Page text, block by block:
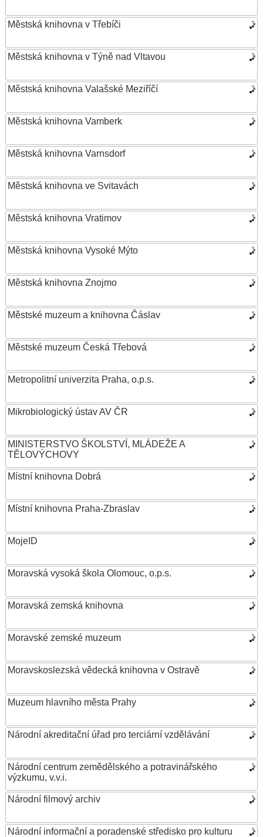
Městská knihovna v Třebíči
Městská knihovna v Týně nad Vltavou
Městská knihovna Valašské Meziříčí
Městská knihovna Vamberk
Městská knihovna Varnsdorf
Městská knihovna ve Svitavách
Městská knihovna Vratimov
Městská knihovna Vysoké Mýto
Městská knihovna Znojmo
Městské muzeum a knihovna Čáslav
Městské muzeum Česká Třebová
Metropolitní univerzita Praha, o.p.s.
Mikrobiologický ústav AV ČR
MINISTERSTVO ŠKOLSTVÍ, MLÁDEŽE A
TĚLOVÝCHOVY
Místní knihovna Dobrá
Místní knihovna Praha-Zbraslav
MojeID
Moravská vysoká škola Olomouc, o.p.s.
Moravská zemská knihovna
Moravské zemské muzeum
Moravskoslezská vědecká knihovna v Ostravě
Muzeum hlavního města Prahy
Národní akreditační úřad pro terciární vzdělávání
Národní centrum zemědělského a potravinářského
výzkumu, v.v.i.
Národní filmový archiv
Národní informační a poradenské středisko pro kulturu